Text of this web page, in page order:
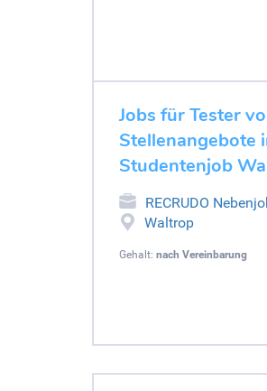
Jobs für Tester
Stellenangebote
Studentenjob
RECRUDO
Waltrop
Gehalt: nach Vereinbarung